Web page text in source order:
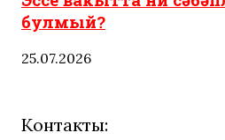
булмый?
25.07.2026
Контакты: